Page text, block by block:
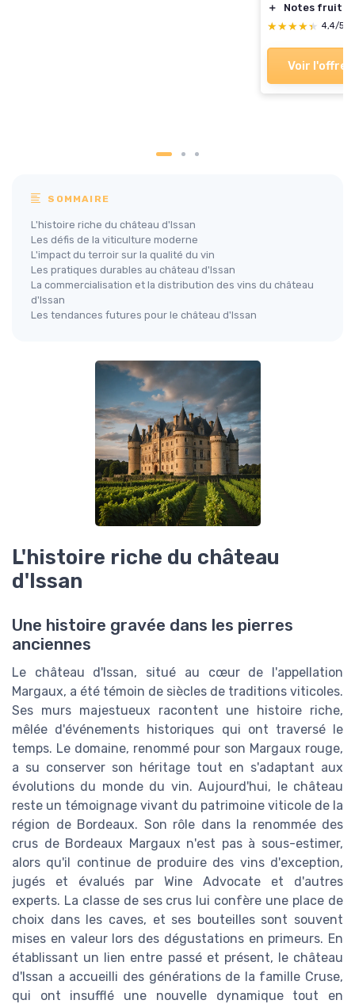
＋
Notes
★★★★★
★★★★★ 4,4/5
Voir l'offre
SOMMAIRE
L'histoire riche du château d'Issan
Les défis de la viticulture moderne
L'impact du terroir sur la qualité du vin
Les pratiques durables au château d'Issan
La commercialisation et la distribution des vins du château
d'Issan
Les tendances futures pour le château d'Issan
L'histoire riche du château
d'Issan
Une histoire gravée dans les pierres
anciennes
Le château d'Issan, situé au cœur de l'appellation
Margaux, a été témoin de siècles de traditions viticoles.
Ses murs majestueux racontent une histoire riche,
mêlée d'événements historiques qui ont traversé le
temps. Le domaine, renommé pour son Margaux rouge,
a su conserver son héritage tout en s'adaptant aux
évolutions du monde du vin. Aujourd'hui, le château
reste un témoignage vivant du patrimoine viticole de la
région de Bordeaux. Son rôle dans la renommée des
crus de Bordeaux Margaux n'est pas à sous-estimer,
alors qu'il continue de produire des vins d'exception,
jugés et évalués par Wine Advocate et d'autres
experts. La classe de ses crus lui confère une place de
choix dans les caves, et ses bouteilles sont souvent
mises en valeur lors des dégustations en primeurs. En
établissant un lien entre passé et présent, le château
d'Issan a accueilli des générations de la famille Cruse,
qui ont insufflé une nouvelle dynamique tout en